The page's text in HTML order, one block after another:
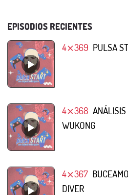
EPISODIOS RECIENTES
4⨯369 PULSA
4⨯368
WUKONG
4⨯367
DIVER